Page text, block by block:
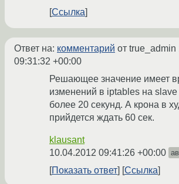
Ссылка
Ответ на: комментарий от true_admin
09:31:32 +00:00
Решающее значение имеет
изменений в iptables на
более 20 секунд. А крона в
прийдется ждать 60 сек.
klausant
10.04.2012 09:41:26 +00:00
Показать ответ Ссылка